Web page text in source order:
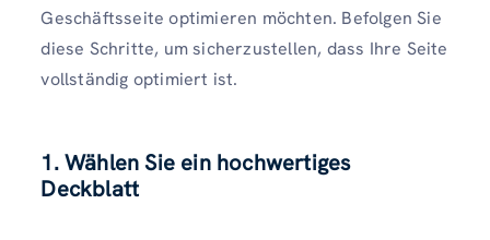
Geschäftsseite optimieren möchten. Befolgen Sie
diese Schritte, um sicherzustellen, dass Ihre Seite
vollständig optimiert ist.
1. Wählen Sie ein hochwertiges
Deckblatt